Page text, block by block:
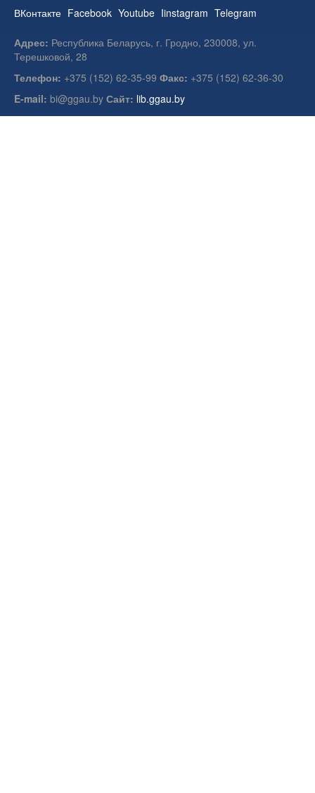
ВКонтакте Facebook Youtube Iinstagram Telegram
Адрес: Республика Беларусь, г. Гродно, 230008, ул.
Терешковой, 28
Телефон: +375 (152) 62-35-99 Факс: +375 (152) 62-36-30
E-mail: bi@ggau.by Сайт: lib.ggau.by